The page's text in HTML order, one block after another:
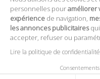
personnelles pouraméliorer
expérience de navigation,
les annonces publicitairesqui
accepter, refuser ou
Lire la politique de confidentialité
Received the tickets
Received the tickets
fantastic! Alcohol was